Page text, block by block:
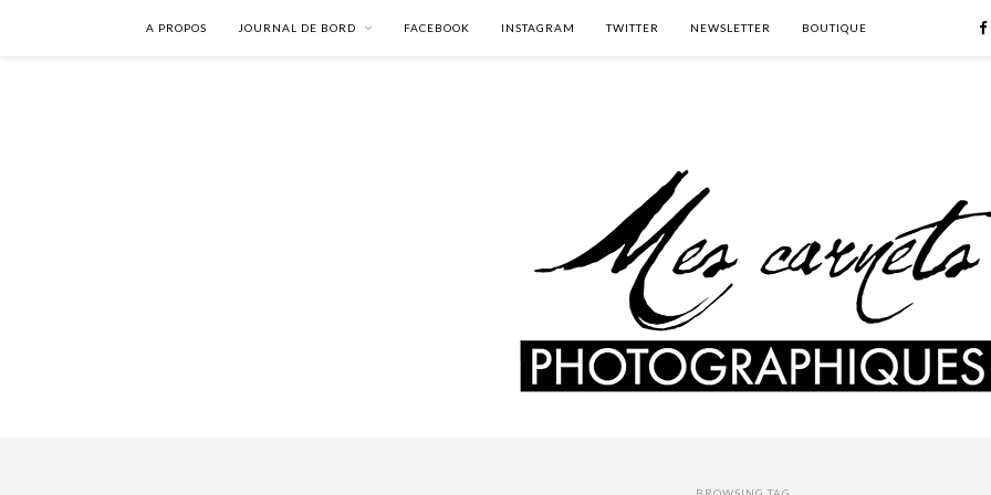
A PROPOS JOURNAL DE BORD FACEBOOK INSTAGRAM TWITTER NEWSLETTER BOUTIQUE